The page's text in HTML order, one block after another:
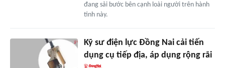
đang sải bước bên cạnh loài người trên hành
tinh này.
Kỹ sư điện lực Đồng Nai cải tiến
dụng cụ tiếp địa, áp dụng rộng rãi